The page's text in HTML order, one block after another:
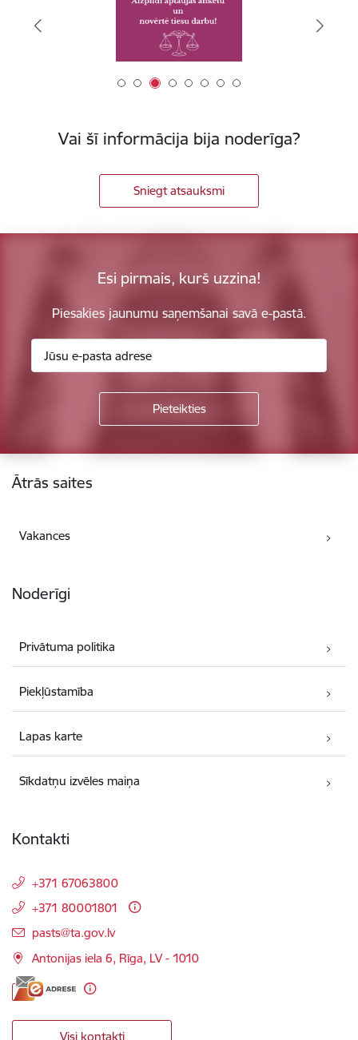
Vai šī informācija bija noderīga?
Sniegt atsauksmi
Esi pirmais, kurš uzzina!
Piesakies jaunumu saņemšanai savā e-pastā.
Kājene
Ātrās saites
Vakances
Noderīgi
Privātuma politika
Piekļūstamība
Lapas karte
Sīkdatņu izvēles maiņa
Kontakti
+371 67063800
+371 80001801
E-pasts:
pasts@ta.gov.lv
Antonijas iela 6, Rīga, LV - 1010
Visi kontakti